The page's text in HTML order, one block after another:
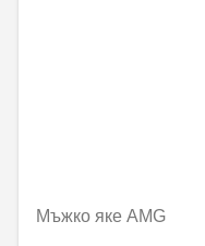
Мъжко яке AMG